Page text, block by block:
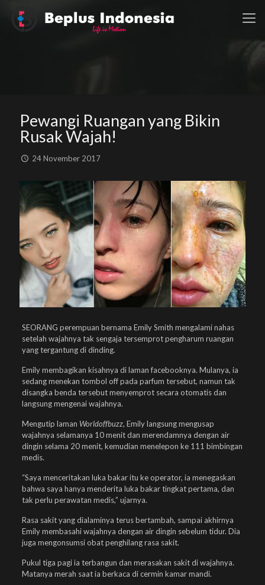
Pewangi Ruangan yang Bikin
Rusak Wajah!
24 November 2017
SEORANG perempuan bernama Emily Smith mengalami nahas
setelah wajahnya tak sengaja tersemprot pengharum ruangan
yang tergantung di dinding.
Emily membagikan kisahnya di laman facebooknya. Mulanya, ia
sedang menekan tombol off pada parfum tersebut, namun tak
disangka benda tersebut menyemprot secara otomatis dan
langsung mengenai wajahnya.
Mengutip laman Worldoffbuzz, Emily langsung mengusap
wajahnya selamanya 10 menit dan merendamnya dengan air
dingin selama 20 menit, kemudian menelepon ke 111 bimbingan
medis.
“Saya menceritakan luka bakar itu ke operator, ia menegaskan
bahwa saya hanya menderita luka bakar tingkat pertama, dan
tak perlu perawatan medis,” ujarnya.
Rasa sakit yang dialaminya terus bertambah, sampai akhirnya
Emily membasahi wajahnya dengan air dingin sebelum tidur. Dia
juga mengonsumsi obat penghilang rasa sakit.
Pukul tiga pagi ia terbangun dan merasakan sakit di wajahnya.
Matanya merah saat ia berkaca di cermin kamar mandi.